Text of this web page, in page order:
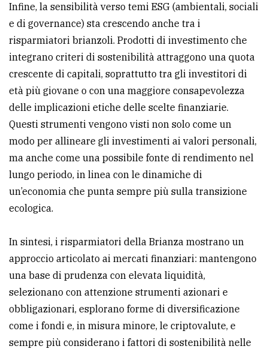
Infine, la sensibilità verso temi ESG (ambientali, sociali
e di governance) sta crescendo anche tra i
risparmiatori brianzoli. Prodotti di investimento che
integrano criteri di sostenibilità attraggono una quota
crescente di capitali, soprattutto tra gli investitori di
età più giovane o con una maggiore consapevolezza
delle implicazioni etiche delle scelte finanziarie.
Questi strumenti vengono visti non solo come un
modo per allineare gli investimenti ai valori personali,
ma anche come una possibile fonte di rendimento nel
lungo periodo, in linea con le dinamiche di
un’economia che punta sempre più sulla transizione
ecologica.
In sintesi, i risparmiatori della Brianza mostrano un
approccio articolato ai mercati finanziari: mantengono
una base di prudenza con elevata liquidità,
selezionano con attenzione strumenti azionari e
obbligazionari, esplorano forme di diversificazione
come i fondi e, in misura minore, le criptovalute, e
sempre più considerano i fattori di sostenibilità nelle